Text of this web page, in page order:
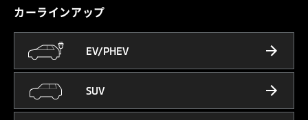
カーラインアップ
EV/PHEV
SUV